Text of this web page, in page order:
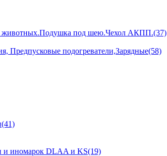
животных.Подушка под шею.Чехол АКПП.(37)
Предпусковые подогреватели,Зарядные(58)
и иномарок DLAA и KS(19)